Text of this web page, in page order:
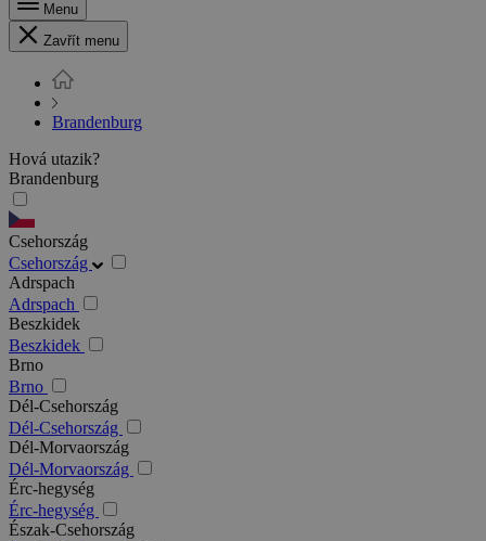
Menu
Zavřít menu
Brandenburg
Hová utazik?
Brandenburg
Csehország
Csehország
Adrspach
Adrspach
Beszkidek
Beszkidek
Brno
Brno
Dél-Csehország
Dél-Csehország
Dél-Morvaország
Dél-Morvaország
Érc-hegység
Érc-hegység
Észak-Csehország